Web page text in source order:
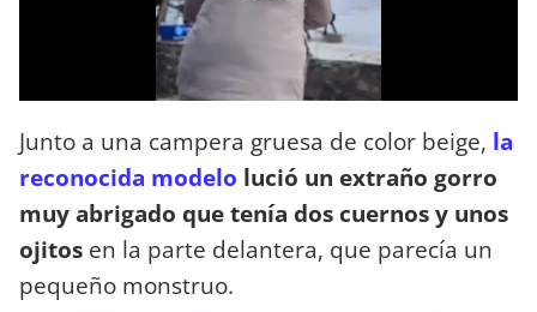
Junto a una campera gruesa de color beige, la
reconocida modelo lució un extraño gorro
muy abrigado que tenía dos cuernos y unos
ojitos en la parte delantera, que parecía un
pequeño monstruo.